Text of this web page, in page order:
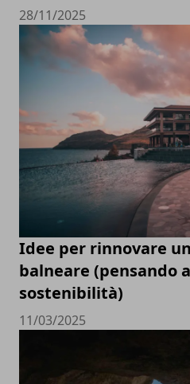
28/11/2025
Idee per rinnovare
balneare (pensando
sostenibilità)
11/03/2025